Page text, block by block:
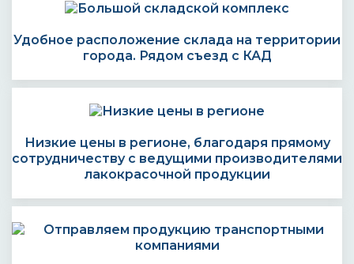
Удобное расположение склада на территории
города. Рядом съезд с КАД
Низкие цены в регионе, благодаря прямому
сотрудничеству с ведущими производителями
лакокрасочной продукции